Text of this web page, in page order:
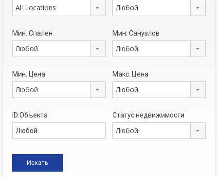
All Locations Любой
Мин. Спален
Любой
Мин. Санузлов
Любой
Мин. Цена
Любой
Макс. Цена
Любой
ID Объекта Статус недвижимости
Любой